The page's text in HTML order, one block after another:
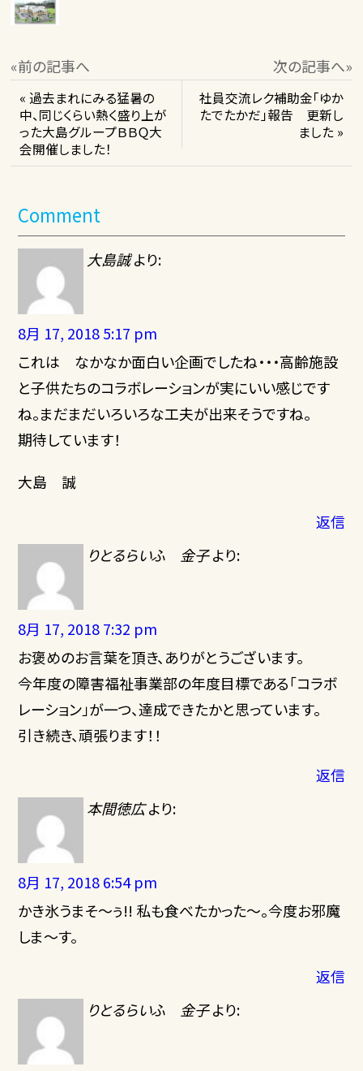
«前の記事へ 次の記事へ»
« 過去まれにみる猛暑の
中、同じくらい熱く盛り上が
った大島グループＢＢＱ大
会開催しました！
社員交流レク補助金「ゆか
たでたかだ」報告 更新し
ました »
Comment
大島誠 より:
8月 17, 2018 5:17 pm
これは なかなか面白い企画でしたね・・・高齢施設
と子供たちのコラボレーションが実にいい感じです
ね。まだまだいろいろな工夫が出来そうですね。
期待しています！
大島 誠
返信
りとるらいふ 金子 より:
8月 17, 2018 7:32 pm
お褒めのお言葉を頂き、ありがとうございます。
今年度の障害福祉事業部の年度目標である「コラボ
レーション」が一つ、達成できたかと思っています。
引き続き、頑張ります！！
返信
本間徳広 より:
8月 17, 2018 6:54 pm
かき氷うまそ～ぅ!! 私も食べたかった～。今度お邪魔
しま～す。
返信
りとるらいふ 金子 より: